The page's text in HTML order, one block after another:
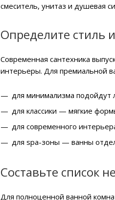
смеситель, унитаз и душевая
Определите стиль
Современная сантехника
интерьеры. Для премиальной
для минимализма подойдут
для классики — мягкие
для современного
для spa-зоны — ванны
Составьте список
Для полноценной ванной